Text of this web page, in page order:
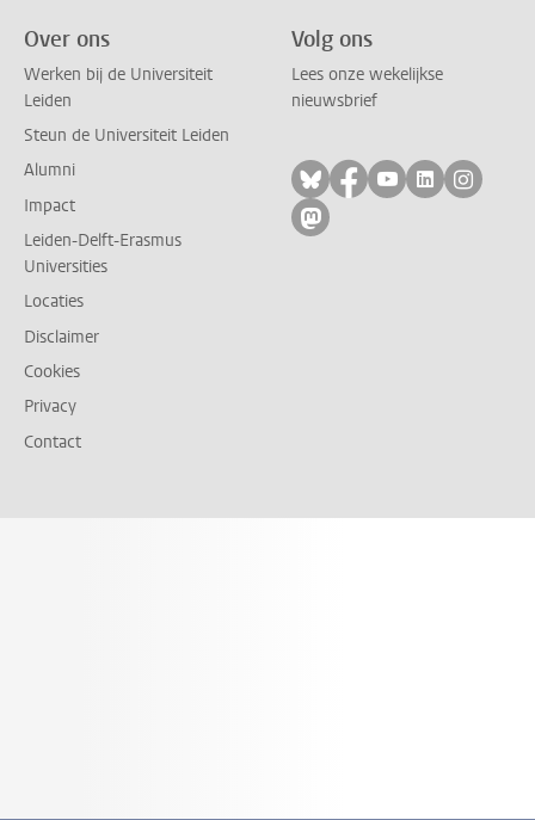
Over ons
Werken bij de Universiteit
Leiden
Steun de Universiteit Leiden
Alumni
Impact
Leiden-Delft-Erasmus
Universities
Locaties
Disclaimer
Cookies
Privacy
Contact
Volg ons
Lees onze wekelijkse
nieuwsbrief
Volg ons op bluesky
Volg ons op
Volg ons op
Volg ons
Volg
Volg ons op mastodon